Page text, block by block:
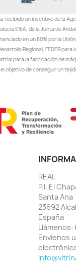
recibido un incentivo de la
IDEA, de la Junta de
en un 80% por la
Regional, FEDER
para la fabricación de
objetivo de conseguir un
REAL
P.I. El
Santa Ana
23692
España
Llámenos:
Envíenos